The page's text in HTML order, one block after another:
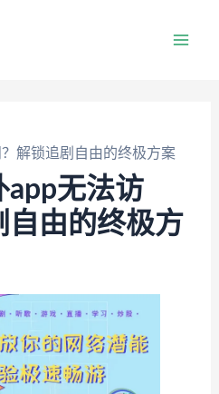
解锁追剧自由的终极方案
app无法访
自由的终极方